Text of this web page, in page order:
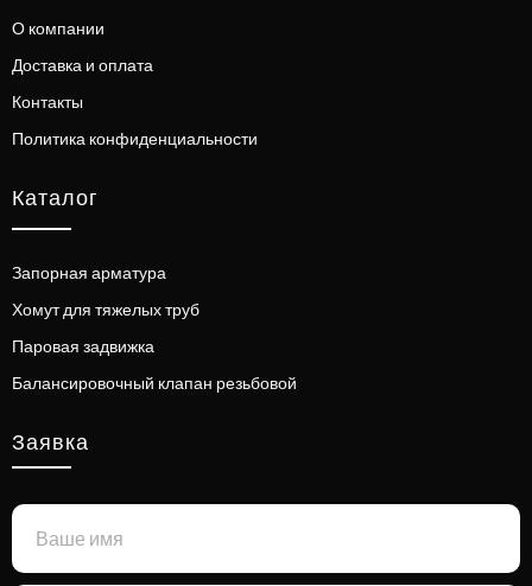
О компании
Доставка и оплата
Контакты
Политика конфиденциальности
Каталог
Запорная арматура
Хомут для тяжелых труб
Паровая задвижка
Балансировочный клапан резьбовой
Заявка